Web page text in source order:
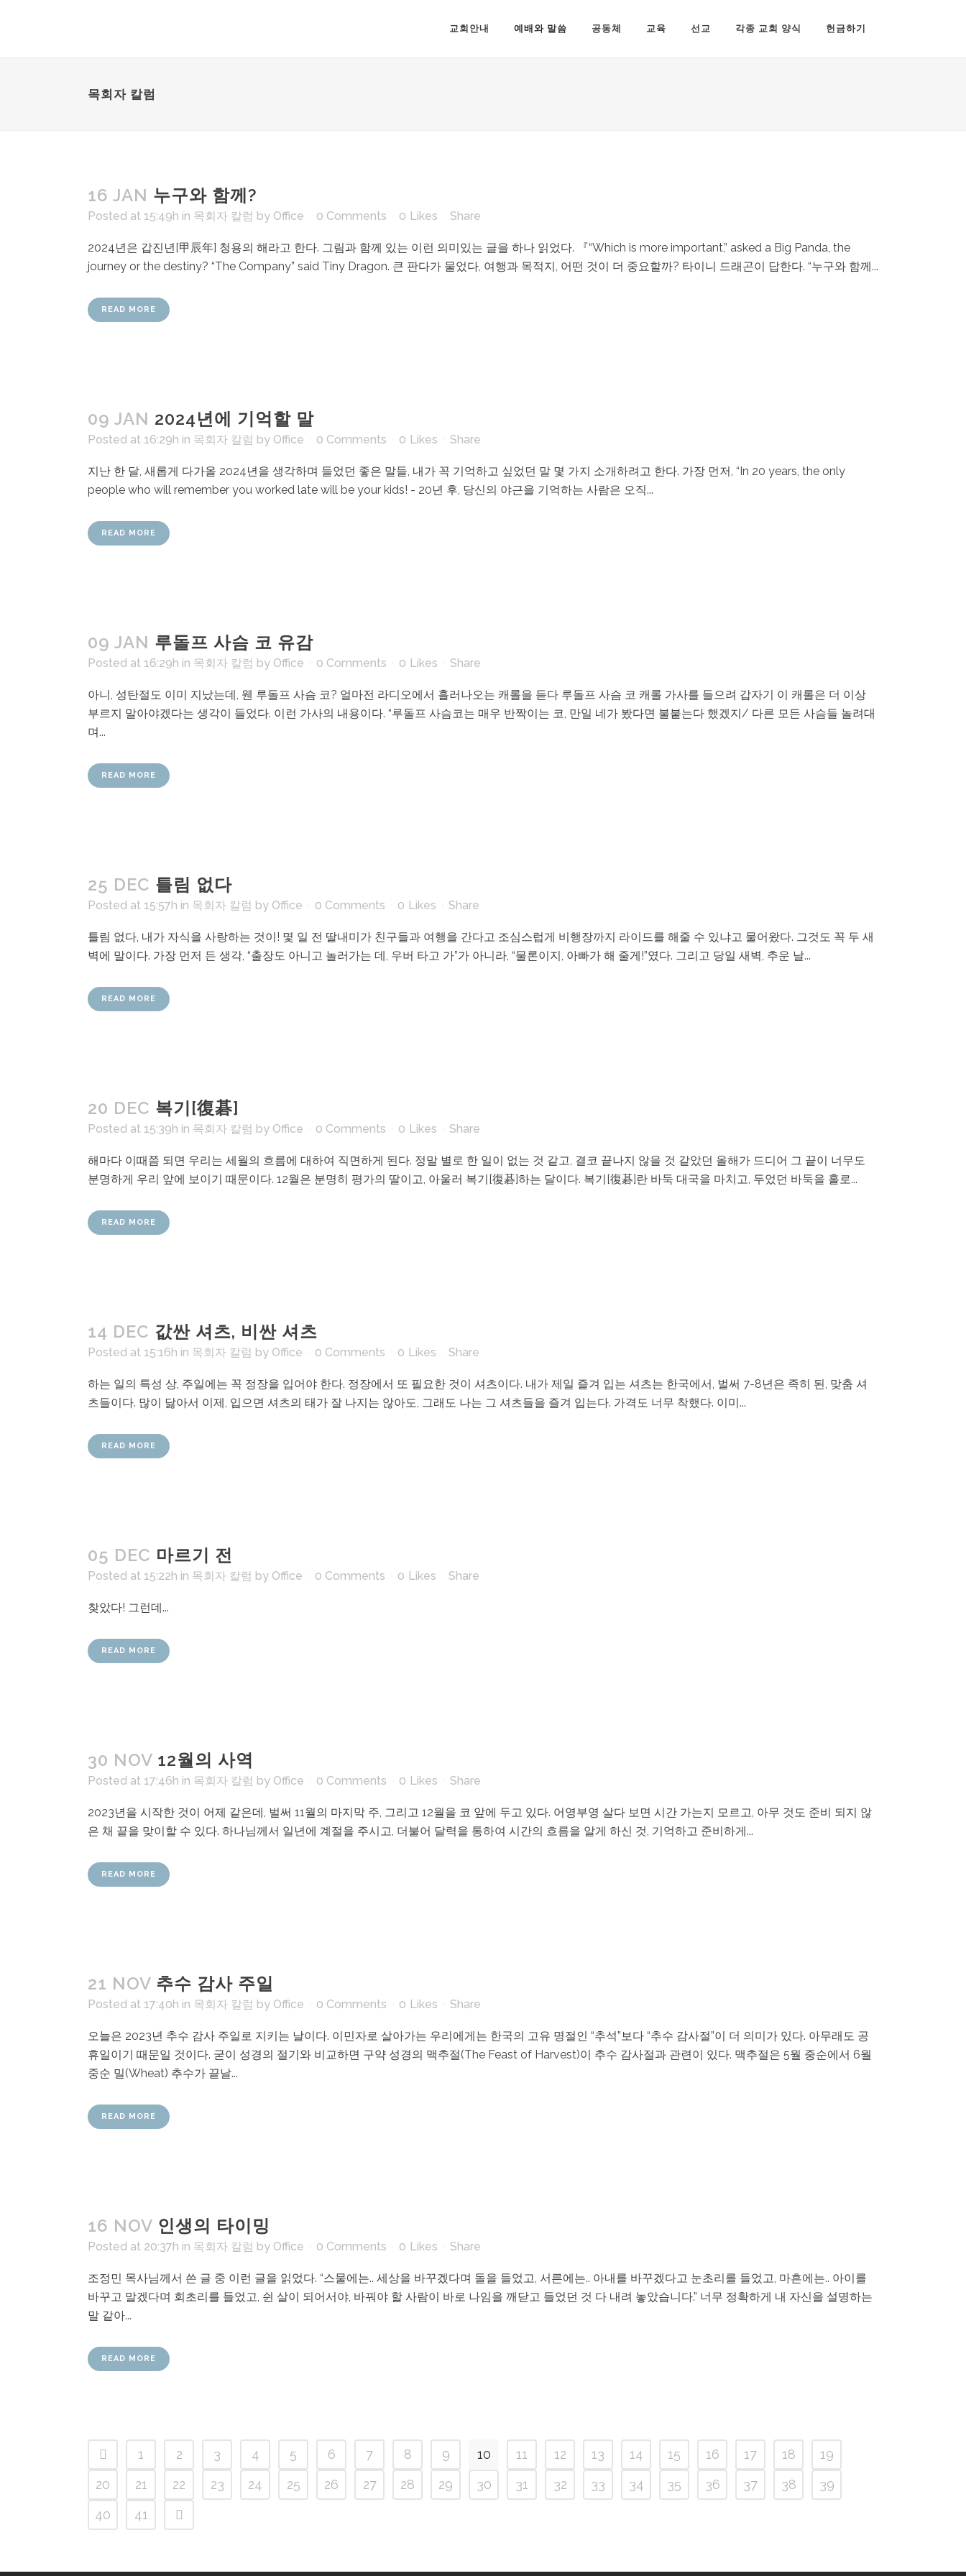
교회안내 예배와 말씀 공동체 교육 선교 각종 교회 양식 헌금하기
목회자 칼럼
16 JAN 누구와 함께?
Posted at 15:49h in 목회자 칼럼 by Office 0 Comments 0 Likes Share
2024년은 갑진년[甲辰年] 청용의 해라고 한다. 그림과 함께 있는 이런 의미있는 글을 하나 읽었다. 『“Which is more important,” asked a Big Panda, the
journey or the destiny? “The Company” said Tiny Dragon. 큰 판다가 물었다, 여행과 목적지, 어떤 것이 더 중요할까? 타이니 드래곤이 답한다. “누구와 함께...
READ MORE
09 JAN 2024년에 기억할 말
Posted at 16:29h in 목회자 칼럼 by Office 0 Comments 0 Likes Share
지난 한 달, 새롭게 다가올 2024년을 생각하며 들었던 좋은 말들, 내가 꼭 기억하고 싶었던 말 몇 가지 소개하려고 한다. 가장 먼저, “In 20 years, the only
people who will remember you worked late will be your kids! - 20년 후, 당신의 야근을 기억하는 사람은 오직...
READ MORE
09 JAN 루돌프 사슴 코 유감
Posted at 16:29h in 목회자 칼럼 by Office 0 Comments 0 Likes Share
아니, 성탄절도 이미 지났는데, 웬 루돌프 사슴 코? 얼마전 라디오에서 흘러나오는 캐롤을 듣다 루돌프 사슴 코 캐롤 가사를 들으려 갑자기 이 캐롤은 더 이상
부르지 말아야겠다는 생각이 들었다. 이런 가사의 내용이다. “루돌프 사슴코는 매우 반짝이는 코, 만일 네가 봤다면 불붙는다 했겠지/ 다른 모든 사슴들 놀려대
며...
READ MORE
25 DEC 틀림 없다
Posted at 15:57h in 목회자 칼럼 by Office 0 Comments 0 Likes Share
틀림 없다, 내가 자식을 사랑하는 것이! 몇 일 전 딸내미가 친구들과 여행을 간다고 조심스럽게 비행장까지 라이드를 해줄 수 있냐고 물어왔다. 그것도 꼭 두 새
벽에 말이다. 가장 먼저 든 생각, “출장도 아니고 놀러가는 데, 우버 타고 가”가 아니라, “물론이지, 아빠가 해 줄게!”였다. 그리고 당일 새벽, 추운 날...
READ MORE
20 DEC 복기[復碁]
Posted at 15:39h in 목회자 칼럼 by Office 0 Comments 0 Likes Share
해마다 이때쯤 되면 우리는 세월의 흐름에 대하여 직면하게 된다. 정말 별로 한 일이 없는 것 같고, 결코 끝나지 않을 것 같았던 올해가 드디어 그 끝이 너무도
분명하게 우리 앞에 보이기 때문이다. 12월은 분명히 평가의 딸이고, 아울러 복기[復碁]하는 달이다. 복기[復碁]란 바둑 대국을 마치고, 두었던 바둑을 홀로...
READ MORE
14 DEC 값싼 셔츠, 비싼 셔츠
Posted at 15:16h in 목회자 칼럼 by Office 0 Comments 0 Likes Share
하는 일의 특성 상, 주일에는 꼭 정장을 입어야 한다. 정장에서 또 필요한 것이 셔츠이다. 내가 제일 즐겨 입는 셔츠는 한국에서, 벌써 7-8년은 족히 된, 맞춤 셔
츠들이다. 많이 닳아서 이제, 입으면 셔츠의 태가 잘 나지는 않아도, 그래도 나는 그 셔츠들을 즐겨 입는다. 가격도 너무 착했다. 이미...
READ MORE
05 DEC 마르기 전
Posted at 15:22h in 목회자 칼럼 by Office 0 Comments 0 Likes Share
찾았다! 그런데...
READ MORE
30 NOV 12월의 사역
Posted at 17:46h in 목회자 칼럼 by Office 0 Comments 0 Likes Share
2023년을 시작한 것이 어제 같은데, 벌써 11월의 마지막 주, 그리고 12월을 코 앞에 두고 있다. 어영부영 살다 보면 시간 가는지 모르고, 아무 것도 준비 되지 않
은 채 끝을 맞이할 수 있다. 하나님께서 일년에 계절을 주시고, 더불어 달력을 통하여 시간의 흐름을 알게 하신 것, 기억하고 준비하게...
READ MORE
21 NOV 추수 감사 주일
Posted at 17:40h in 목회자 칼럼 by Office 0 Comments 0 Likes Share
오늘은 2023년 추수 감사 주일로 지키는 날이다. 이민자로 살아가는 우리에게는 한국의 고유 명절인 “추석”보다 “추수 감사절”이 더 의미가 있다. 아무래도 공
휴일이기 때문일 것이다. 굳이 성경의 절기와 비교하면 구약 성경의 맥추절(The Feast of Harvest)이 추수 감사절과 관련이 있다. 맥추절은 5월 중순에서 6월
중순 밀(Wheat) 추수가 끝날...
READ MORE
16 NOV 인생의 타이밍
Posted at 20:37h in 목회자 칼럼 by Office 0 Comments 0 Likes Share
조정민 목사님께서 쓴 글 중 이런 글을 읽었다. “스물에는.. 세상을 바꾸겠다며 돌을 들었고, 서른에는.. 아내를 바꾸겠다고 눈초리를 들었고, 마흔에는.. 아이를
바꾸고 말겠다며 회초리를 들었고, 쉰 살이 되어서야, 바꿔야 할 사람이 바로 나임을 깨닫고 들었던 것 다 내려 놓았습니다.” 너무 정확하게 내 자신을 설명하는
말 같아...
READ MORE
1 2 3 4 5 6 7 8 9 10 11 12 13 14 15 16 17 18
19
20
21 22 23 24 25 26 27 28 29 30 31 32 33 34 35 36 37 38
39
40
41